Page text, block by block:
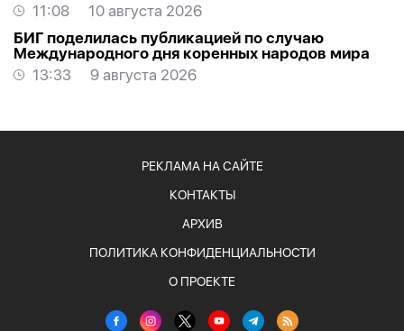
11:08
10 августа 2026
БИГ поделилась публикацией по случаю
Международного дня коренных народов мира
13:33
9 августа 2026
РЕКЛАМА НА САЙТЕ
КОНТАКТЫ
АРХИВ
ПОЛИТИКА КОНФИДЕНЦИАЛЬНОСТИ
О ПРОЕКТЕ